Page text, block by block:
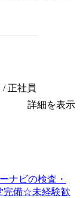
正社員
詳細を表示